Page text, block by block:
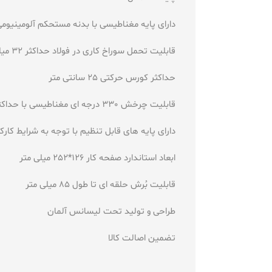
دارای پایه مغناطیسی با بدنه مستحکم
قابلیت تحمل سوراخ کاری در فولاد حداکثر 32 میلی متر
حداکثر کورس حرکتی 25 سانتی متر
قابلیت چرخش 330 درجه ای مغناطیسی با حداکثر قدرت 18KN
دارای پایه های قابل تنظیم با توجه به شرایط
ابعاد استاندارد صفحه کار 126*252 میلی متر
قابلیت بُرش حلقه ای تا طول 85 میلی متر
طراحی و تولید تحت لیسانس آلمان
تضمین اصالت کالا